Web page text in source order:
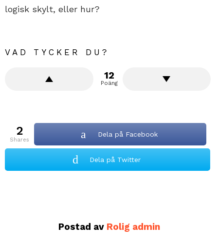
logisk skylt, eller hur?
VAD TYCKER DU?
12
Poäng
2
shares
Dela på Facebook
Dela på Twitter
Postad av Rolig admin